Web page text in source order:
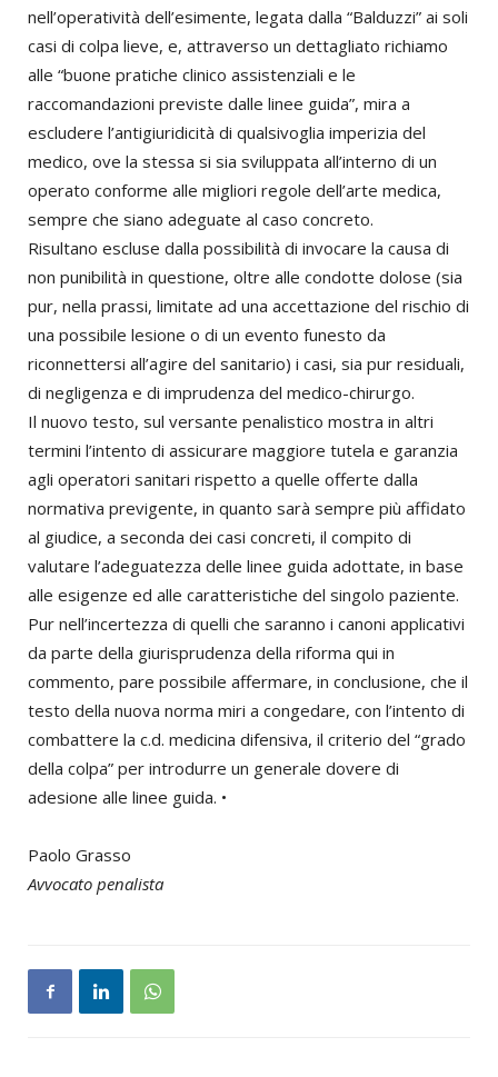
nell’operatività dell’esimente, legata dalla “Balduzzi” ai soli
casi di colpa lieve, e, attraverso un dettagliato richiamo
alle “buone pratiche clinico assistenziali e le
raccomandazioni previste dalle linee guida”, mira a
escludere l’antigiuridicità di qualsivoglia imperizia del
medico, ove la stessa si sia sviluppata all’interno di un
operato conforme alle migliori regole dell’arte medica,
sempre che siano adeguate al caso concreto.
Risultano escluse dalla possibilità di invocare la causa di
non punibilità in questione, oltre alle condotte dolose (sia
pur, nella prassi, limitate ad una accettazione del rischio di
una possibile lesione o di un evento funesto da
riconnettersi all’agire del sanitario) i casi, sia pur residuali,
di negligenza e di imprudenza del medico-chirurgo.
Il nuovo testo, sul versante penalistico mostra in altri
termini l’intento di assicurare maggiore tutela e garanzia
agli operatori sanitari rispetto a quelle offerte dalla
normativa previgente, in quanto sarà sempre più affidato
al giudice, a seconda dei casi concreti, il compito di
valutare l’adeguatezza delle linee guida adottate, in base
alle esigenze ed alle caratteristiche del singolo paziente.
Pur nell’incertezza di quelli che saranno i canoni applicativi
da parte della giurisprudenza della riforma qui in
commento, pare possibile affermare, in conclusione, che il
testo della nuova norma miri a congedare, con l’intento di
combattere la c.d. medicina difensiva, il criterio del “grado
della colpa” per introdurre un generale dovere di
adesione alle linee guida. •
Paolo Grasso
Avvocato penalista